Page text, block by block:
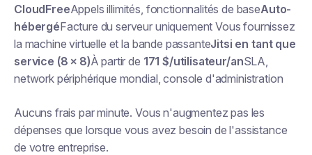
CloudFreeAppels illimités, fonctionnalités de baseAuto-
hébergéFacture du serveur uniquement Vous fournissez
la machine virtuelle et la bande passanteJitsi en tant que
service (8 × 8)À partir de 171 $/utilisateur/anSLA,
network périphérique mondial, console d'administration
Aucuns frais par minute. Vous n'augmentez pas les
dépenses que lorsque vous avez besoin de l'assistance
de votre entreprise.